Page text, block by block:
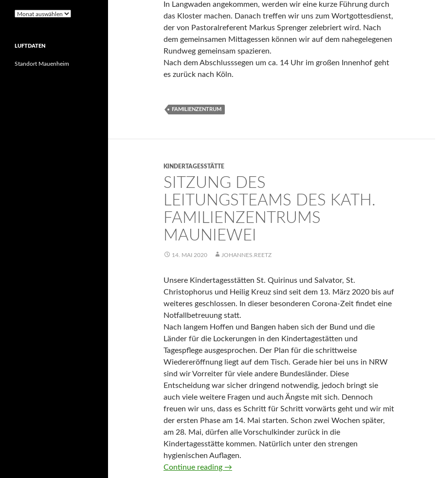
In Langwaden angekommen, werden wir eine kurze Führung durch
das Kloster machen. Danach treffen wir uns zum Wortgottesdienst,
der von Pastoralreferent Markus Sprenger zelebriert wird. Nach
dem gemeinsamen Mittagessen können wir auf dem nahegelegenen
Rundweg gemeinsam spazieren.
Nach dem Abschlusssegen um ca. 14 Uhr im großen Innenhof geht
es zurück nach Köln.
FAMILIENZENTRUM
KINDERTAGESSTÄTTE
SITZUNG DES
LEITUNGSTEAMS DES KATH.
FAMILIENZENTRUMS
MAUNIEWEI
14. MAI 2020 JOHANNES.REETZ
Unsere Kindertagesstätten St. Quirinus und Salvator, St.
Christophorus und Heilig Kreuz sind seit dem 13. März 2020 bis auf
weiteres geschlossen. In dieser besonderen Corona-Zeit findet eine
Notfallbetreuung statt.
Nach langem Hoffen und Bangen haben sich der Bund und die
Länder für die Lockerungen in den Kindertagestätten und
Tagespflege ausgesprochen. Der Plan für die schrittweise
Wiedereröffnung liegt auf dem Tisch. Gerade hier bei uns in NRW
sind wir Vorreiter für viele andere Bundesländer. Diese
Entscheidung war sicher dringend notwendig, jedoch bringt sie
auch viele weitere Fragen und auch Ängste mit sich. Dennoch
freuen wir uns, dass es Schritt für Schritt vorwärts geht und wir mit
der ersten Phase am 14. Mai starten. Schon zwei Wochen später,
am 28. Mai, dürfen alle Vorschulkinder zurück in die
Kindertagesstätte kommen. Natürlich unter den strengen
hygienischen Auflagen.
Continue reading Sitzung des Leitungsteams des Kath. Familienzentrums
→
Archiv
LUFTDATEN
Standort Mauenheim